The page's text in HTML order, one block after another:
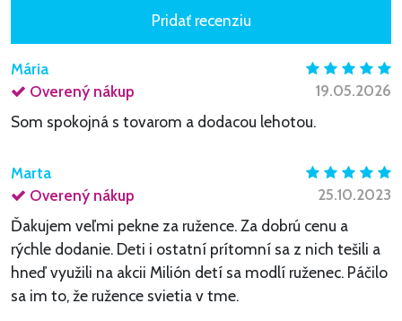
Mária
Overený nákup
19.05.2026
Som spokojná s tovarom a dodacou lehotou.
Marta
Overený nákup
25.10.2023
Ďakujem veľmi pekne za ružence. Za dobrú cenu a
rýchle dodanie. Deti i ostatní prítomní sa z nich tešili a
hneď využili na akcii Milión detí sa modlí ruženec. Páčilo
sa im to, že ružence svietia v tme.